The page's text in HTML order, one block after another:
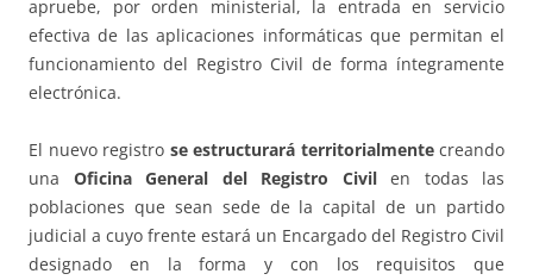
apruebe, por orden ministerial, la entrada en servicio
efectiva de las aplicaciones informáticas que permitan el
funcionamiento del Registro Civil de forma íntegramente
electrónica.
El nuevo registro se estructurará territorialmentecreando
una Oficina General del Registro Civilen todas las
poblaciones que sean sede de la capital de un partido
judicial a cuyo frente estará un Encargado del Registro Civil
designado en la forma y con los requisitos que